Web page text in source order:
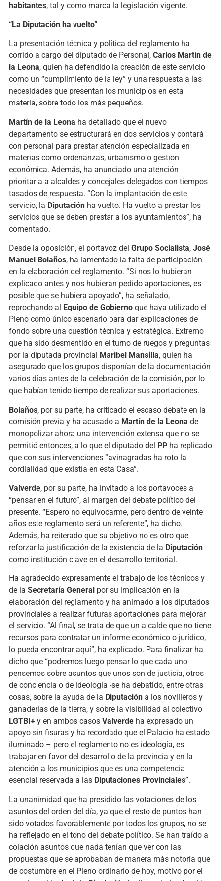
habitantes, tal y como marca la legislación vigente.
“La Diputación ha vuelto”
La presentación técnica y política del reglamento ha
corrido a cargo del diputado de Personal, Carlos Martín de
la Leona, quien ha defendido la creación de este servicio
como un “cumplimiento de la ley” y una respuesta a las
necesidades que presentan los municipios en esta
materia, sobre todo los más pequeños.
Martín de la Leona ha detallado que el nuevo
departamento se estructurará en dos servicios y contará
con personal para prestar atención especializada en
materias como ordenanzas, urbanismo o gestión
económica. Además, ha anunciado una atención
prioritaria a alcaldes y concejales delegados con tiempos
tasados de respuesta. “Con la implantación de este
servicio, la Diputaciónha vuelto. Ha vuelto a prestar los
servicios que se deben prestar a los ayuntamientos”, ha
comentado.
Desde la oposición, el portavoz del Grupo Socialista, José
Manuel Bolaños, ha lamentado la falta de participación
en la elaboración del reglamento. “Si nos lo hubieran
explicado antes y nos hubieran pedido aportaciones, es
posible que se hubiera apoyado”, ha señalado,
reprochando al
Equipo de Gobiernoque haya utilizado el
Pleno como único escenario para dar explicaciones de
fondo sobre una cuestión técnica y estratégica. Extremo
que ha sido desmentido en el turno de ruegos y preguntas
por la diputada provincial
Maribel Mansilla, quien ha
asegurado que los grupos disponían de la documentación
varios días antes de la celebración de la comisión, por lo
que habían tenido tiempo de realizar sus aportaciones.
Bolaños, por su parte, ha criticado el escaso debate en la
comisión previa y ha acusado a Martín de la Leona de
monopolizar ahora una intervención extensa que no se
permitió entonces, a lo que el diputado del PPha replicado
que con sus intervenciones “avinagradas ha roto la
cordialidad que existía en esta Casa”.
Valverde, por su parte, ha invitado a los portavoces a
“pensar en el futuro”, al margen del debate político del
presente. “Espero no equivocarme, pero dentro de veinte
años este reglamento será un referente”, ha dicho.
Además, ha reiterado que su objetivo no es otro que
reforzar la justificación de la existencia de la Diputación
como institución clave en el desarrollo territorial.
Ha agradecido expresamente el trabajo de los técnicos y
de la Secretaría General por su implicación en la
elaboración del reglamento y ha animado a los diputados
provinciales a realizar futuras aportaciones para mejorar
el servicio. “Al final, se trata de que un alcalde que no tiene
recursos para contratar un informe económico o jurídico,
lo pueda encontrar aquí”, ha explicado. Para finalizar ha
dicho que “podremos luego pensar lo que cada uno
pensemos sobre asuntos que unos son de justicia, otros
de conciencia o de ideología -se ha debatido, entre otras
cosas, sobre la ayuda de la Diputacióna los novilleros y
ganaderías de la tierra, y sobre la visibilidad al colectivo
LGTBI+y en ambos casos Valverdeha expresado un
apoyo sin fisuras y ha recordado que el Palacio ha estado
iluminado – pero el reglamento no es ideología, es
trabajar en favor del desarrollo de la provincia y en la
atención a los municipios que es una competencia
esencial reservada a las Diputaciones Provinciales”.
La unanimidad que ha presidido las votaciones de los
asuntos del orden del día, ya que el resto de puntos han
sido votados favorablemente por todos los grupos, no se
ha reflejado en el tono del debate político. Se han traído a
colación asuntos que nada tenían que ver con las
propuestas que se aprobaban de manera más notoria que
de costumbre en el Pleno ordinario de hoy, motivo por el